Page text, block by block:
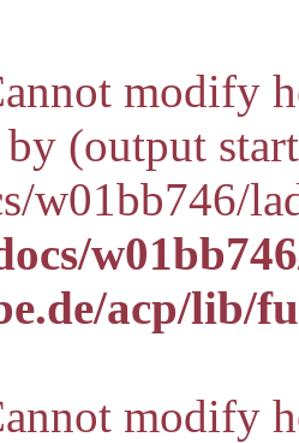
modify
(output
w01bb746/
acp/lib/
modify